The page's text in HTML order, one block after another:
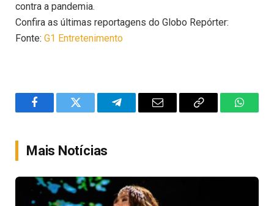
contra a pandemia.
Confira as últimas reportagens do Globo Repórter:
Fonte: G1 Entretenimento
FacebookTwitter TelegramEmail
Copy
Mais Notícias